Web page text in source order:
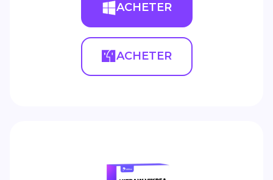
ACHETER
ACHETER